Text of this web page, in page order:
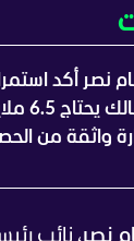
نصر أكد
ملايين دولار لإنهاء جميع قضايا القيد.
واثقة من
نصر، نائب